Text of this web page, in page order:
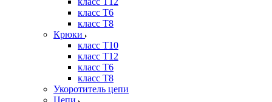
класс Т6
класс Т8
Крюки
класс Т10
класс Т12
класс Т6
класс Т8
Укоротитель цепи
Цепи